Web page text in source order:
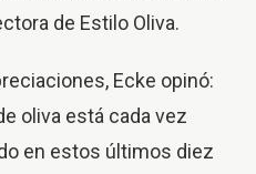
de Estilo Oliva.
Ecke opinó:
oliva está cada vez
en estos últimos diez